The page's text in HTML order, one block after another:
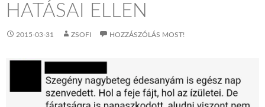
HATÁSAI ELLEN
2015-03-31 ZSOFI HOZZÁSZÓLÁS MOST!